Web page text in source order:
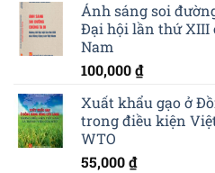
Ánh sáng soi
Đại hội lần thứ XIII
Nam
100,000₫
Xuất khẩu gạo ở
trong điều kiện
WTO
55,000₫